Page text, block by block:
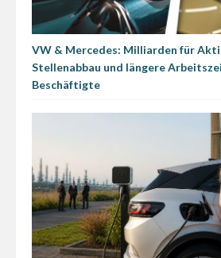
VW & Mercedes: Milliarden für
Stellenabbau und längere
Beschäftigte